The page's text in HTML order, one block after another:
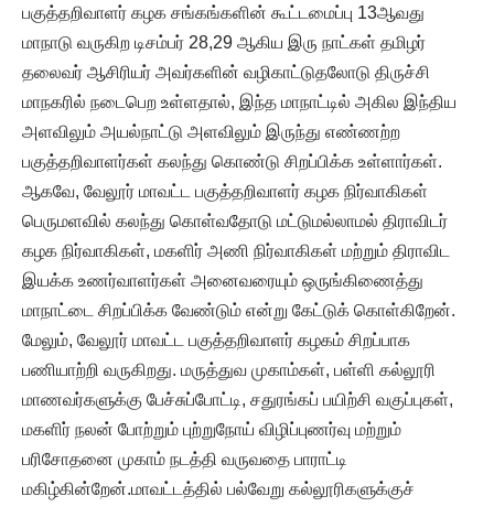
பகுத்தறிவாளர் கழக சங்கங்களின் கூட்டமைப்பு 13ஆவது
மாநாடு வருகிற டிசம்பர் 28,29 ஆகிய இரு நாட்கள் தமிழர்
தலைவர் ஆசிரியர் அவர்களின் வழிகாட்டுதலோடு திருச்சி
மாநகரில் நடைபெற உள்ளதால், இந்த மாநாட்டில் அகில இந்திய
அளவிலும் அயல்நாட்டு அளவிலும் இருந்து எண்ணற்ற
பகுத்தறிவாளர்கள் கலந்து கொண்டு சிறப்பிக்க உள்ளார்கள்.
ஆகவே, வேலூர் மாவட்ட பகுத்தறிவாளர் கழக நிர்வாகிகள்
பெருமளவில் கலந்து கொள்வதோடு மட்டுமல்லாமல் திராவிடர்
கழக நிர்வாகிகள், மகளிர் அணி நிர்வாகிகள் மற்றும் திராவிட
இயக்க உணர்வாளர்கள் அனைவரையும் ஒருங்கிணைத்து
மாநாட்டை சிறப்பிக்க வேண்டும் என்று கேட்டுக் கொள்கிறேன்.
மேலும், வேலூர் மாவட்ட பகுத்தறிவாளர் கழகம் சிறப்பாக
பணியாற்றி வருகிறது. மருத்துவ முகாம்கள், பள்ளி கல்லூரி
மாணவர்களுக்கு பேச்சுப்போட்டி, சதுரங்கப் பயிற்சி வகுப்புகள்,
மகளிர் நலன் போற்றும் புற்றுநோய் விழிப்புணர்வு மற்றும்
பரிசோதனை முகாம் நடத்தி வருவதை பாராட்டி
மகிழ்கின்றேன்.மாவட்டத்தில் பல்வேறு கல்லூரிகளுக்குச்